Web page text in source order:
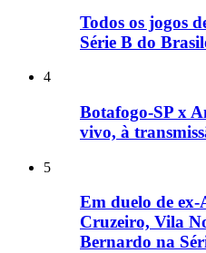
Todos os jogos
Série B do
4
Botafogo-SP x
vivo, à
5
Em duelo de ex-
Cruzeiro, Vila
Bernardo na